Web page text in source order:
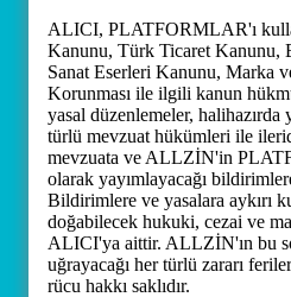
ALICI, PLATFORMLAR'ı
Kanunu, Türk Ticaret Kanunu,
Sanat Eserleri Kanunu, Marka
Korunması ile ilgili kanun
yasal düzenlemeler,
türlü mevzuat hükümleri ile
mevzuata ve ALLZİN'in
olarak yayımlayacağı
Bildirimlere ve yasalara aykırı
doğabilecek hukuki, cezai ve
ALICI'ya aittir. ALLZİN'ın bu
uğrayacağı her türlü zararı
rücu hakkı saklıdır.